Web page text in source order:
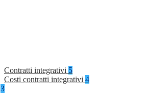
Contratti integrativi 5
Costi contratti integrativi 4
3